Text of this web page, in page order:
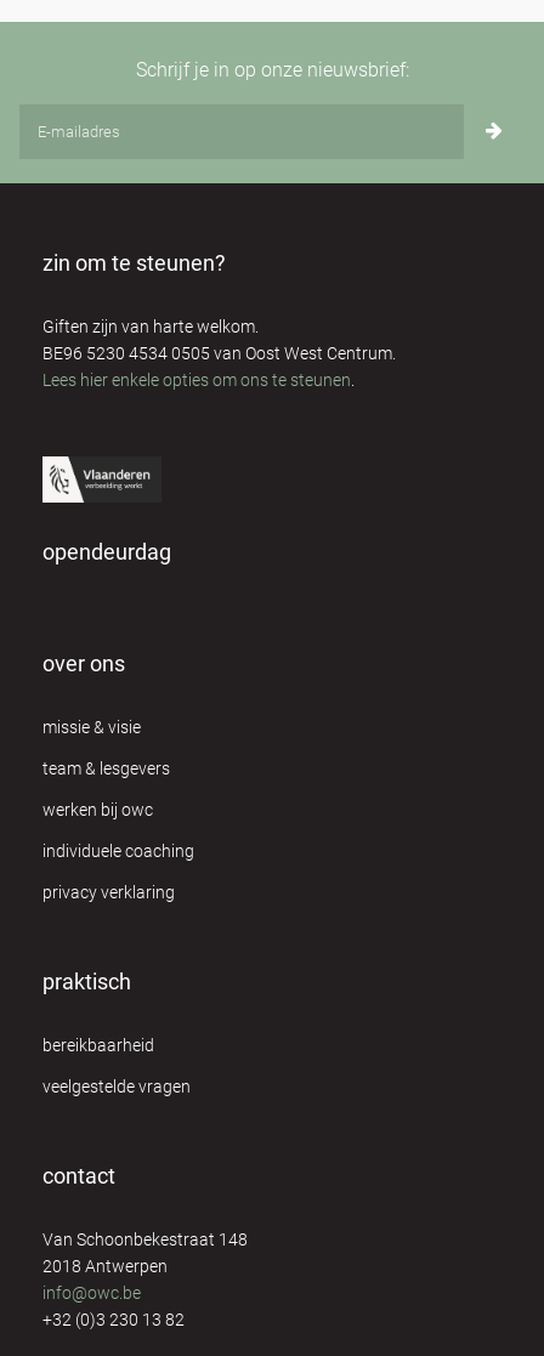
Schrijf je in op onze nieuwsbrief:
zin om te steunen?
Giften zijn van harte welkom.
BE96 5230 4534 0505 van Oost West Centrum.
Lees hier enkele opties om ons te steunen
opendeurdag
over ons
missie & visie
team & lesgevers
werken bij owc
individuele coaching
privacy verklaring
praktisch
bereikbaarheid
veelgestelde vragen
contact
Van Schoonbekestraat 148
2018 Antwerpen
info@owc.be
+32 (0)3 230 13 82